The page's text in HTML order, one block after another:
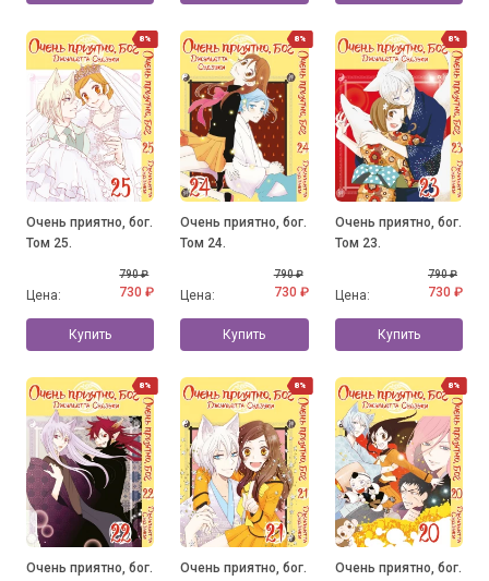
8%
Очень приятно, бог.
Том 25.
Цена:
790 ₽
730 ₽
Купить
8%
Очень приятно, бог.
Том 24.
Цена:
790 ₽
730 ₽
Купить
8%
Очень приятно, бог.
Том 23.
Цена:
790 ₽
730 ₽
Купить
8%
Очень приятно, бог.
8%
Очень приятно, бог.
8%
Очень приятно, бог.